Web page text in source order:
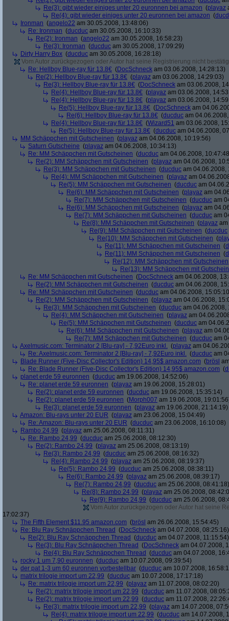
Re(3): gibt wieder einiges unter 20 euronnen bei amazon (playaz
Re(4): gibt wieder einiges unter 20 euronnen bei amazon (
Ironman (angelo22 am 30.05.2008, 13:48:06)
Re: Ironman (ducduc am 30.05.2008, 16:10:33)
Re(2): Ironman (angelo22 am 30.05.2008, 16:58:23)
Re(3): Ironman (ducduc am 30.05.2008, 17:09:29)
Dirty Harry Box (ducduc am 30.05.2008, 16:28:18)
Vom Autor zurückgezogen oder Autor hat seine Registrierung nicht
Re: Hellboy Blue-ray für 13.8€ (DocSchneck am 03.06.2008, 14:28:13)
Re(2): Hellboy Blue-ray für 13.8€ (playaz am 03.06.2008, 14:29:03)
Re(3): Hellboy Blue-ray für 13.8€ (DocSchneck am 03.06.2008,
Re(4): Hellboy Blue-ray für 13.8€ (playaz am 03.06.2008,
Re(4): Hellboy Blue-ray für 13.8€ (playaz am 03.06.2008,
Re(5): Hellboy Blue-ray für 13.8€ (DocSchneck am
Re(6): Hellboy Blue-ray für 13.8€ (ducduc am
Re(4): Hellboy Blue-ray für 13.8€ (Wizard51 am 03.06.2008,
Re(5): Hellboy Blue-ray für 13.8€ (ducduc am 04.06.2008,
MM Schäppchen mit Gutscheinen (playaz am 04.06.2008, 10:19:56)
Saturn Gutscheine (playaz am 04.06.2008, 10:34:13)
Re: MM Schäppchen mit Gutscheinen (ducduc am 04.06.2008,
Re(2): MM Schäppchen mit Gutscheinen (playaz am 04.06.2008,
Re(3): MM Schäppchen mit Gutscheinen (ducduc am 04.06.2008,
Re(4): MM Schäppchen mit Gutscheinen (playaz am
Re(5): MM Schäppchen mit Gutscheinen (ducduc am
Re(6): MM Schäppchen mit Gutscheinen (playaz am
Re(7): MM Schäppchen mit Gutscheinen (ducduc am
Re(6): MM Schäppchen mit Gutscheinen (playaz am
Re(7): MM Schäppchen mit Gutscheinen (ducduc am
Re(8): MM Schäppchen mit Gutscheinen (playaz
Re(9): MM Schäppchen mit Gutscheinen (ducduc
Re(10): MM Schäppchen mit Gutscheinen (
Re(11): MM Schäppchen mit Gutscheinen (
Re(11): MM Schäppchen mit Gutscheinen (
Re(12): MM Schäppchen mit Gutscheinen
Re(13): MM Schäppchen mit
Re: MM Schäppchen mit Gutscheinen (DocSchneck am 04.06.2008,
Re(2): MM Schäppchen mit Gutscheinen (ducduc am 04.06.2008,
Re: MM Schäppchen mit Gutscheinen (ducduc am 04.06.2008,
Re(2): MM Schäppchen mit Gutscheinen (playaz am 04.06.2008,
Re(3): MM Schäppchen mit Gutscheinen (ducduc am 04.06.2008,
Re(4): MM Schäppchen mit Gutscheinen (playaz am
Re(5): MM Schäppchen mit Gutscheinen (ducduc am
Re(6): MM Schäppchen mit Gutscheinen (playaz am
Re(7): MM Schäppchen mit Gutscheinen (ducduc am
Axelmusic.com: Terminator 2 [Blu-ray] - 7,92Euro inkl. (playaz am
Re: Axelmusic.com: Terminator 2 [Blu-ray] - 7,92Euro inkl. (ducduc am
Blade Runner (Five-Disc Collector's Edition) 14,95$ amazon.com (brösl
Re: Blade Runner (Five-Disc Collector's Edition) 14,95$ amazon.com (
planet erde 59 euronnen (ducduc am 19.06.2008, 14:52:06)
Re: planet erde 59 euronnen (playaz am 19.06.2008, 15:28:01)
Re(2): planet erde 59 euronnen (ducduc am 19.06.2008, 15:35:14)
Re(2): planet erde 59 euronnen (Morph007 am 19.06.2008,
Re(3): planet erde 59 euronnen (playaz am 19.06.2008, 21:14:19)
Amazon: Blu-rays unter 20 EUR (playaz am 23.06.2008, 15:04:49)
Re: Amazon: Blu-rays unter 20 EUR (ducduc am 23.06.2008, 16:10:08)
Rambo 24,99 (playaz am 25.06.2008, 08:11:31)
Re: Rambo 24,99 (ducduc am 25.06.2008, 08:12:30)
Re(2): Rambo 24,99 (playaz am 25.06.2008, 08:13:19)
Re(3): Rambo 24,99 (ducduc am 25.06.2008, 08:16:32)
Re(4): Rambo 24,99 (playaz am 25.06.2008, 08:19:37)
Re(5): Rambo 24,99 (ducduc am 25.06.2008, 08:38:11)
Re(6): Rambo 24,99 (playaz am 25.06.2008, 08:39:17)
Re(7): Rambo 24,99 (ducduc am 25.06.2008, 08:41:18)
Re(8): Rambo 24,99 (playaz am 25.06.2008,
Re(9): Rambo 24,99 (ducduc am 25.06.2008,
Vom Autor zurückgezogen oder Autor hat seine
17:02:37)
The Fifth Element $11.95 amazon.com (brösl am 26.06.2008, 15:54:45)
Re: Blu Ray Schnäppchen Thread (DocSchneck am 04.07.2008, 08:25:16)
Re(2): Blu Ray Schnäppchen Thread (ducduc am 04.07.2008, 11:15:54)
Re(3): Blu Ray Schnäppchen Thread (DocSchneck am 04.07.2008,
Re(4): Blu Ray Schnäppchen Thread (ducduc am 04.07.2008,
rocky 1 um 7,90 euronnen (ducduc am 10.07.2008, 09:39:54)
der pat 1-3 um 60 euronnen vorbestellbar (ducduc am 10.07.2008,
matrix trilogie import um 22,99 (ducduc am 10.07.2008, 17:17:18)
Re: matrix trilogie import um 22,99 (playaz am 11.07.2008, 08:02:20)
Re(2): matrix trilogie import um 22,99 (ducduc am 11.07.2008,
Re(2): matrix trilogie import um 22,99 (ducduc am 11.07.2008,
Re(3): matrix trilogie import um 22,99 (playaz am 14.07.2008,
Re(4): matrix trilogie import um 22,99 (ducduc am 14.07.2008,